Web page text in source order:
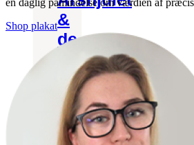
&
de
sabatter
Kend
dine
hedenske
traditioner
Månens
en daglig påmindelse om værdien af
Shop plakat